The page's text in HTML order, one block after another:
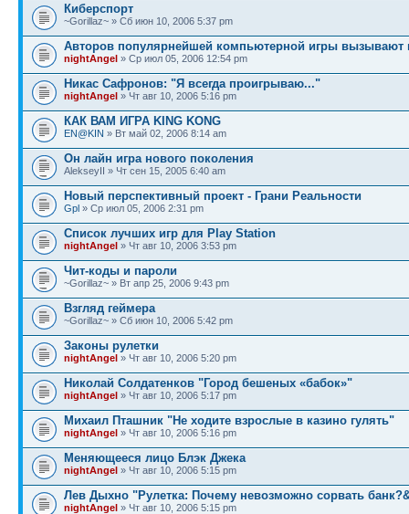
Киберспорт
~Gorillaz~ » Сб июн 10, 2006 5:37 pm
Авторов популярнейшей компьютерной игры вызывают
nightAngel » Ср июл 05, 2006 12:54 pm
Никас Cафронов: "Я всегда проигрываю..."
nightAngel » Чт авг 10, 2006 5:16 pm
КАК ВАМ ИГРА KING KONG
EN@KIN » Вт май 02, 2006 8:14 am
Он лайн игра нового поколения
AlekseyII » Чт сен 15, 2005 6:40 am
Новый перспективный проект - Грани Реальности
Gpl » Ср июл 05, 2006 2:31 pm
Список лучших игр для Play Station
nightAngel » Чт авг 10, 2006 3:53 pm
Чит-коды и пароли
~Gorillaz~ » Вт апр 25, 2006 9:43 pm
Взгляд геймера
~Gorillaz~ » Сб июн 10, 2006 5:42 pm
Законы рулетки
nightAngel » Чт авг 10, 2006 5:20 pm
Николай Солдатенков "Город бешеных «бабок»"
nightAngel » Чт авг 10, 2006 5:17 pm
Михаил Пташник "Не ходите взрослые в казино гулять"
nightAngel » Чт авг 10, 2006 5:16 pm
Меняющееся лицо Блэк Джека
nightAngel » Чт авг 10, 2006 5:15 pm
Лев Дыхно "Рулетка: Почему невозможно сорвать
nightAngel » Чт авг 10, 2006 5:15 pm